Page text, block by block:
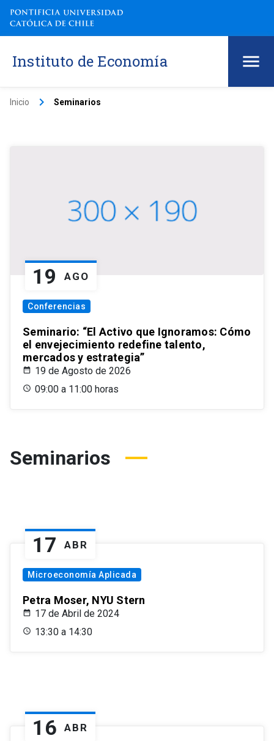
Instituto de Economía
Inicio keyboard_arrow_right Seminarios
19 AGO
Conferencias
Seminario: “El Activo que Ignoramos: Cómo
el envejecimiento redefine talento,
mercados y estrategia”
19 de Agosto de 2026
09:00 a 11:00 horas
Seminarios
17 ABR
Microeconomía Aplicada
Petra Moser, NYU Stern
17 de Abril de 2024
13:30 a 14:30
16 ABR